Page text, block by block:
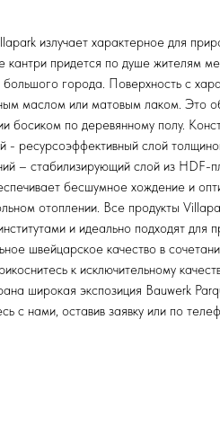
излучает характерное для
кантри придется по душе жителям
большого города. Поверхность с
маслом или матовым лаком. Это
босиком по деревянному полу.
- ресурсоэффективный слой
– стабилизирующий слой из HDF-
бесшумное хождение и
отоплении. Все продукты
и идеально подходят для
швейцарское качество в
к исключительному
широкая экспозиция Bauwerk
с нами, оставив заявку или по